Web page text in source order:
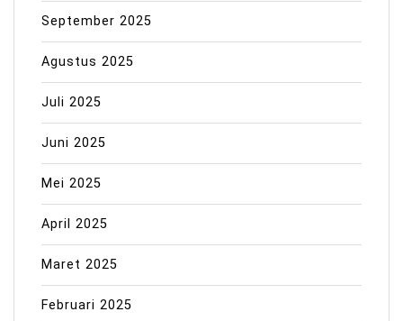
September 2025
Agustus 2025
Juli 2025
Juni 2025
Mei 2025
April 2025
Maret 2025
Februari 2025